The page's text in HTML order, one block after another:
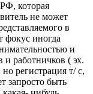
которая
не может
в
фокус иногда
и
и работничков ( эх.
регистрация т/ с,
запросто быть